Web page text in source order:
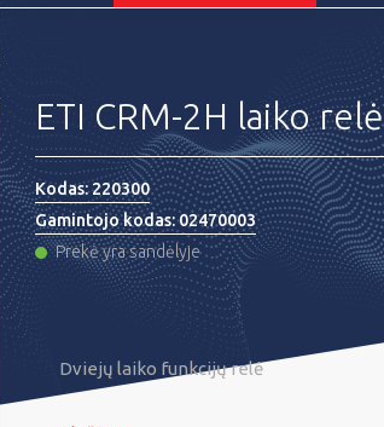
ETI CRM-2H laiko relė
Kodas:220300
Gamintojo kodas:02470003
Prekė yra sandėlyje
Dviejų laiko funkcijų relė